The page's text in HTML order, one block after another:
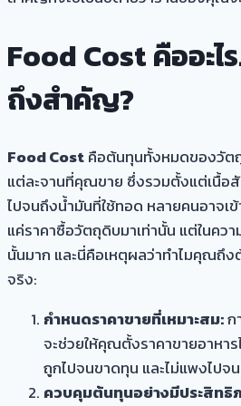
Food Cost คืออะไ
ถึงสำคัญ?
Food Costคือต้นทุนทั้งหมดของวัต
แต่ละจานที่คุณขาย ซึ่งรวมตั้งแต่เนื้อ
ไปจนถึงน้ำมันที่ใช้ทอด หลายคนอาจเข้
แค่ราคาซื้อวัตถุดิบมาเท่านั้น แต่ในคว
นั้นมาก และนี่คือเหตุผลว่าทำไมคุณถึ
จริง:
กำหนดราคาขายที่เหมาะสม:ก
จะช่วยให้คุณตั้งราคาขายอาหา
ถูกไปจนขาดทุน และไม่แพงไปจ
ควบคุมต้นทุนอย่างมีประสิทธิ